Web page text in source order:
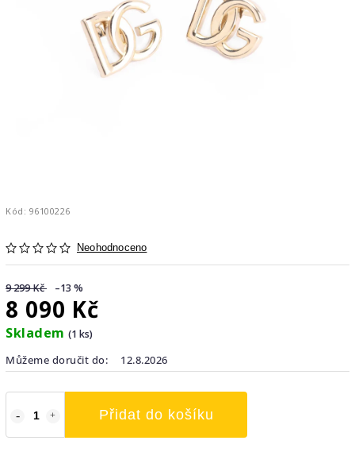
Kód: 96100226
Neohodnoceno
9 299 Kč –13 %
8 090 Kč
Skladem (1 ks)
Můžeme doručit do:
12.8.2026
Přidat do košíku